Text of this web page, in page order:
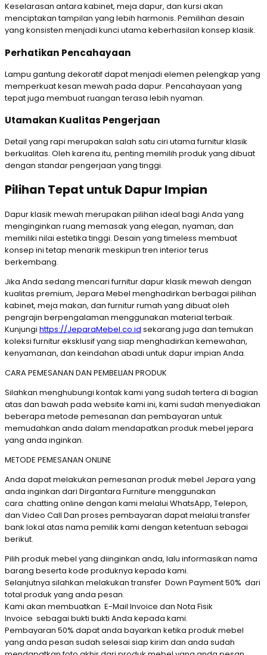
Keselarasan antara kabinet, meja dapur, dan kursi akan
menciptakan tampilan yang lebih harmonis. Pemilihan desain
yang konsisten menjadi kunci utama keberhasilan konsep klasik.
Perhatikan Pencahayaan
Lampu gantung dekoratif dapat menjadi elemen pelengkap yang
memperkuat kesan mewah pada dapur. Pencahayaan yang
tepat juga membuat ruangan terasa lebih nyaman.
Utamakan Kualitas Pengerjaan
Detail yang rapi merupakan salah satu ciri utama furnitur klasik
berkualitas. Oleh karena itu, penting memilih produk yang dibuat
dengan standar pengerjaan yang tinggi.
Pilihan Tepat untuk Dapur Impian
Dapur klasik mewah merupakan pilihan ideal bagi Anda yang
menginginkan ruang memasak yang elegan, nyaman, dan
memiliki nilai estetika tinggi. Desain yang timeless membuat
konsep ini tetap menarik meskipun tren interior terus
berkembang.
Jika Anda sedang mencari furnitur dapur klasik mewah dengan
kualitas premium, Jepara Mebel menghadirkan berbagai pilihan
kabinet, meja makan, dan furnitur rumah yang dibuat oleh
pengrajin berpengalaman menggunakan material terbaik.
Kunjungi https://JeparaMebel.co.id sekarang juga dan temukan
koleksi furnitur eksklusif yang siap menghadirkan kemewahan,
kenyamanan, dan keindahan abadi untuk dapur impian Anda.
CARA PEMESANAN DAN PEMBELIAN PRODUK
Silahkan menghubungi kontak kami yang sudah tertera di bagian
atas dan bawah pada website kami ini, kami sudah menyediakan
beberapa metode pemesanan dan pembayaran untuk
memudahkan anda dalam mendapatkan produk mebel jepara
yang anda inginkan.
METODE PEMESANAN ONLINE
Anda dapat melakukan pemesanan produk mebel Jepara yang
anda inginkan dari Dirgantara Furniture menggunakan
cara chatting online dengan kami melalui WhatsApp, Telepon,
dan Video Call Dan proses pembayaran dapat melalui transfer
bank lokal atas nama pemilik kami dengan ketentuan sebagai
berikut.
Pilih produk mebel yang diinginkan anda, lalu informasikan nama
barang beserta kode produknya kepada kami.
Selanjutnya silahkan melakukan transfer Down Payment 50% dari
total produk yang anda pesan.
Kami akan membuatkan E-Mail Invoice dan Nota Fisik
Invoice sebagai bukti bukti Anda kepada kami.
Pembayaran 50% dapat anda bayarkan ketika produk mebel
yang anda pesan sudah selesai siap kirim dan anda sudah